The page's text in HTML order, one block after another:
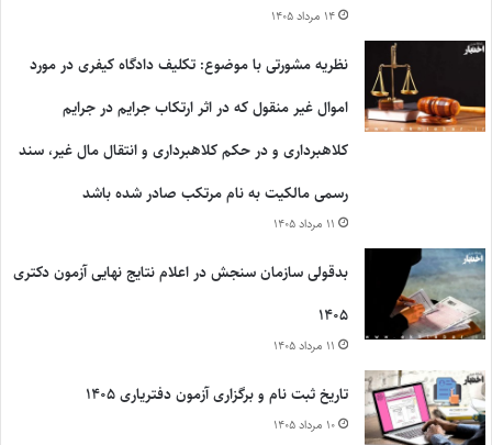
۱۴ مرداد ۱۴۰۵
نظریه مشورتی با موضوع: تکلیف دادگاه کیفری در مورد
اموال غیر منقول که در اثر ارتکاب جرایم در جرایم
کلاهبرداری و در حکم کلاهبرداری و انتقال مال غیر، سند
رسمی مالکیت به نام مرتکب صادر شده باشد
۱۱ مرداد ۱۴۰۵
بدقولی سازمان سنجش در اعلام نتایج نهایی آزمون دکتری
۱۴۰۵
۱۱ مرداد ۱۴۰۵
تاریخ ثبت نام و برگزاری آزمون دفتریاری ۱۴۰۵
۱۰ مرداد ۱۴۰۵